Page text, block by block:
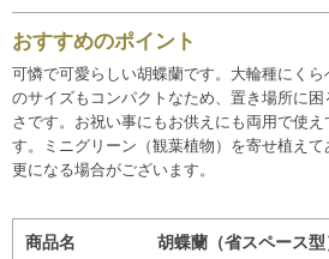
おすすめのポイント
可憐で可愛らしい胡蝶蘭です。大輪種にく
のサイズもコンパクトなため、置き場所に困
さです。お祝い事にもお供えにも両用で使
す。ミニグリーン（観葉植物）を寄せ植え
更になる場合がございます。
商品名
胡蝶蘭（省スペース型